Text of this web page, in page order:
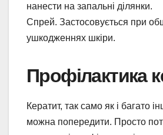
нанести на запальні ділянки.
Спрей. Застосовується при
ушкодженнях шкіри.
Профілактика
Кератит, так само як і багато
можна попередити. Просто